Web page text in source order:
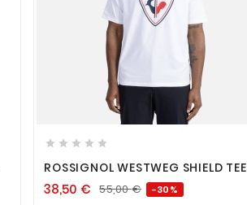
 
    
ROSSIGNOL WESTWEG SHIELD TEE
38,50€ 55,00€ -30%